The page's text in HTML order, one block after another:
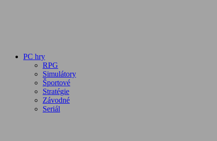
PC hry
RPG
Simulátory
Športové
Stratégie
Závodné
Seriál